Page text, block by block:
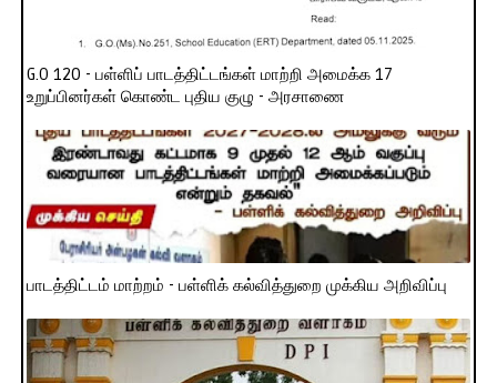
G.O 120 - பள்ளிப் பாடத்திட்டங்கள் மாற்றி அமைக்க 17
உறுப்பினர்கள் கொண்ட புதிய குழு - அரசாணை
பாடத்திட்டம் மாற்றம் - பள்ளிக் கல்வித்துறை முக்கிய அறிவிப்பு